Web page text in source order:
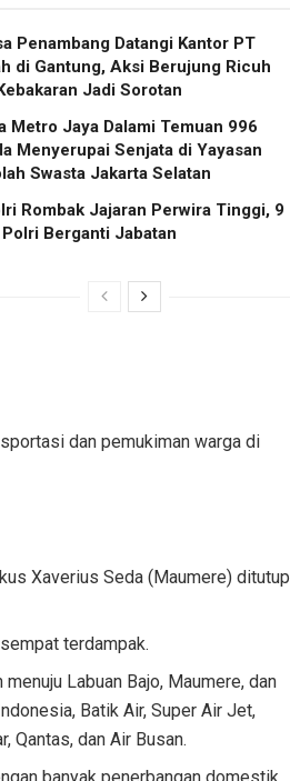
Penambang Datangi Kantor PT
di Gantung, Aksi Berujung Ricuh
Jadi Sorotan
Metro Jaya Dalami Temuan 996
Menyerupai Senjata di Yayasan
Swasta Jakarta Selatan
Rombak Jajaran Perwira Tinggi, 9
Berganti Jabatan
dan pemukiman warga di
Xaverius Seda (Maumere) ditutup
terdampak.
Labuan Bajo, Maumere, dan
Batik Air, Super Air Jet,
Qantas, dan Air Busan.